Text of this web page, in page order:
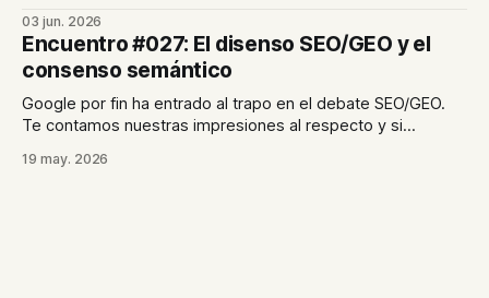
métricas en decisiones de negocio en las reuniones con
comités de dirección.
03 jun. 2026
Encuentro #027: El disenso SEO/GEO y el
consenso semántico
Google por fin ha entrado al trapo en el debate SEO/GEO.
Te contamos nuestras impresiones al respecto y si
Además, en el último post tratamos el consenso semántico,
19 may. 2026